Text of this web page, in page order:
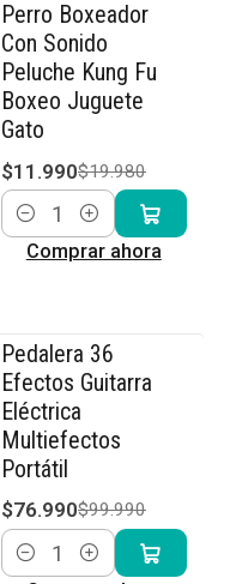
-40% OFF
Perro Boxeador
Con Sonido
Peluche Kung Fu
Boxeo Juguete
Gato
$11.990$19.980
Cantidad
Comprar ahora
-23% OFF
Pedalera 36
Efectos Guitarra
Eléctrica
Multiefectos
Portátil
$76.990$99.990
Cantidad